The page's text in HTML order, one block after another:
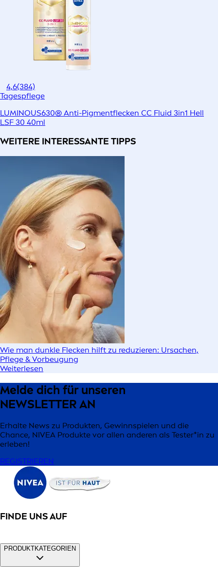
4,6(384)
Tagespflege
LUMINOUS630® Anti-Pigmentflecken CC Fluid 3in1 Hell
LSF 30 40ml
WEITERE INTERESSANTE TIPPS
Wie man dunkle Flecken hilft zu reduzieren: Ursachen,
Pflege & Vorbeugung
Weiterlesen
Melde dich für unseren
NEWSLETTER AN
Erhalte News zu Produkten, Gewinnspielen und die
Chance, NIVEA Produkte vor allen anderen als Tester*in zu
erleben!
REGISTRIEREN
FINDE UNS AUF
PRODUKTKATEGORIEN